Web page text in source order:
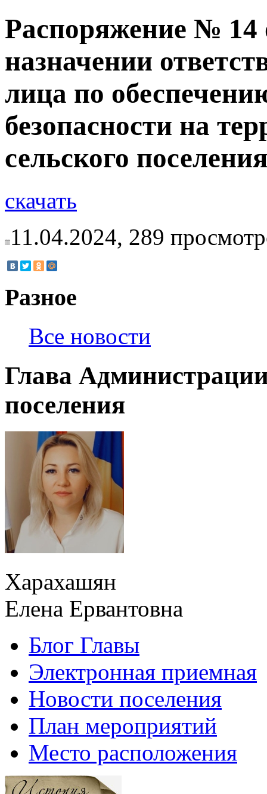
Распоряжение № 14
назначении
лица по
безопасности на
сельского поселения
скачать
11.04.2024, 289
Разное
Все новости
Глава
поселения
Харахашян
Елена Ервантовна
Блог Главы
Электронная приемная
Новости поселения
План мероприятий
Место расположения